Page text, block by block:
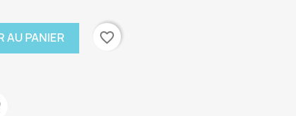
AU PANIER
favorite_border